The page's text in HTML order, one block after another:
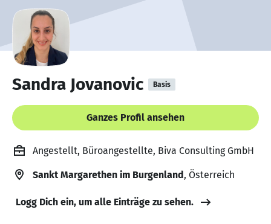
Sandra Jovanovic Basis
Ganzes Profil ansehen
Angestellt, Büroangestellte, Biva Consulting GmbH
Sankt Margarethen im Burgenland, Österreich
Logg Dich ein, um alle Einträge zu sehen.